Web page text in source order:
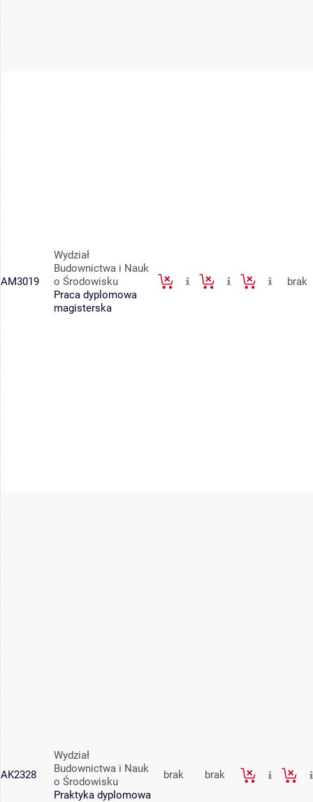
AM3019
Wydział
Budownictwa i Nauk
o Środowisku
Praca dyplomowa
magisterska
brak
AK2328
Wydział
Budownictwa i Nauk
o Środowisku
Praktyka dyplomowa
brak brak